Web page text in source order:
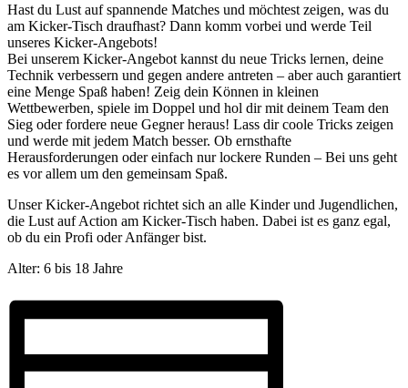
Hast du Lust auf spannende Matches und möchtest zeigen, was du
am Kicker-Tisch draufhast? Dann komm vorbei und werde Teil
unseres Kicker-Angebots!
Bei unserem Kicker-Angebot kannst du neue Tricks lernen, deine
Technik verbessern und gegen andere antreten – aber auch garantiert
eine Menge Spaß haben! Zeig dein Können in kleinen
Wettbewerben, spiele im Doppel und hol dir mit deinem Team den
Sieg oder fordere neue Gegner heraus! Lass dir coole Tricks zeigen
und werde mit jedem Match besser. Ob ernsthafte
Herausforderungen oder einfach nur lockere Runden – Bei uns geht
es vor allem um den gemeinsam Spaß.
Unser Kicker-Angebot richtet sich an alle Kinder und Jugendlichen,
die Lust auf Action am Kicker-Tisch haben. Dabei ist es ganz egal,
ob du ein Profi oder Anfänger bist.
Alter: 6 bis 18 Jahre